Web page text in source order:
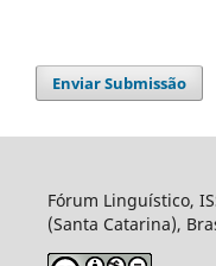
Enviar Submissão
Fórum Linguístico,
(Santa Catarina),